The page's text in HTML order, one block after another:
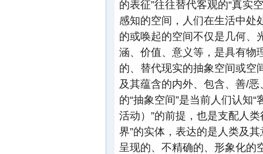
的表征”往往替代客观的“真实
感知的空间，人们在生活中处
的或唤起的空间不仅是几何、
涵、价值、意义等，是具有物
的、替代现实的抽象空间或空
及其蕴含的内外、包含、善/
的“抽象空间”是当前人们认知
活动）”的前提，也是支配人
界”的实体，表达的是人类及
呈现的、不精确的、形象化的